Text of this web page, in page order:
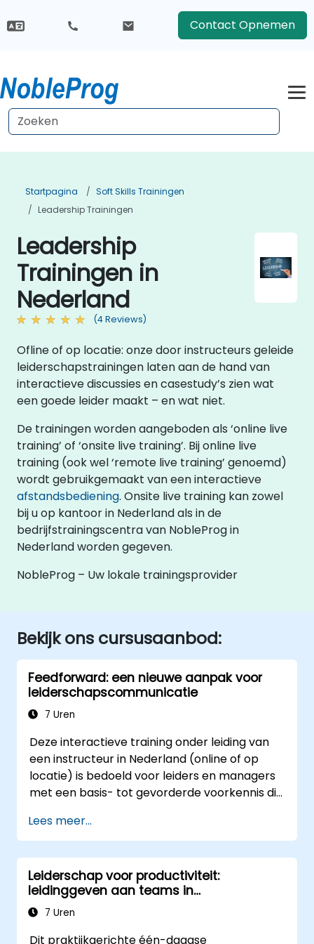
Contact Opnemen
Startpagina
Soft Skills Trainingen
Leadership Trainingen
Leadership
Trainingen in
Nederland
(4 Reviews)
Ofline of op locatie: onze door instructeurs geleide
leiderschapstrainingen laten aan de hand van
interactieve discussies en casestudy’s zien wat
een goede leider maakt – en wat niet.
De trainingen worden aangeboden als ‘online live
training’ of ‘onsite live training’. Bij online live
training (ook wel ‘remote live training’ genoemd)
wordt gebruikgemaakt van een interactieve
afstandsbediening. Onsite live training kan zowel
bij u op kantoor in Nederland als in de
bedrijfstrainingscentra van NobleProg in
Nederland worden gegeven.
NobleProg – Uw lokale trainingsprovider
Bekijk ons cursusaanbod:
Feedforward: een nieuwe aanpak voor
leiderschapscommunicatie
7 Uren
Deze interactieve training onder leiding van
een instructeur in Nederland (online of op
locatie) is bedoeld voor leiders en managers
met een basis- tot gevorderde voorkennis die
de betrokkenheid, coaching en gesprekken
over prestaties binnen hun teams te
verbeteren.
Lees meer...
Leiderschap voor productiviteit:
leidinggeven aan teams in
elektrotechnische installaties
7 Uren
Dit praktijkgerichte één-daagse